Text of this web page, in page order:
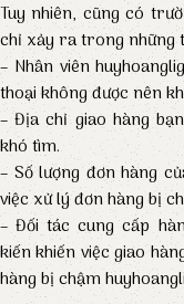
Tuy nhiên, cũng có
chỉ xảy ra trong những
– Nhân viên
thoại không được nên
– Địa chỉ giao hàng
khó tìm.
– Số lượng đơn hàng
việc xử lý đơn hàng bị
– Đối tác cung cấp
kiến khiến việc giao
hàng bị chậm